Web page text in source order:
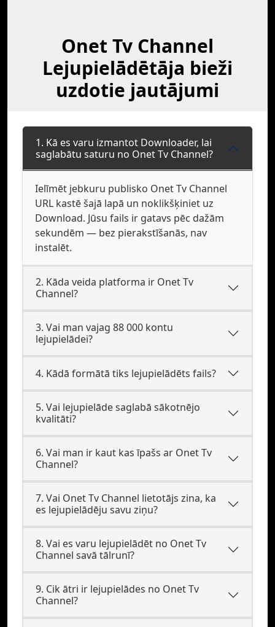
Onet Tv Channel
Lejupielādētāja bieži
uzdotie jautājumi
1. Kā es varu izmantot Downloader, lai
saglabātu saturu no Onet Tv Channel?
Ielīmēt jebkuru publisko Onet Tv Channel
URL kastē šajā lapā un noklikšķiniet uz
Download. Jūsu fails ir gatavs pēc dažām
sekundēm — bez pierakstīšanās, nav
instalēt.
2. Kāda veida platforma ir Onet Tv
Channel?
3. Vai man vajag 88 000 kontu
lejupielādei?
4. Kādā formātā tiks lejupielādēts fails?
5. Vai lejupielāde saglabā sākotnējo
kvalitāti?
6. Vai man ir kaut kas īpašs ar Onet Tv
Channel?
7. Vai Onet Tv Channel lietotājs zina, ka
es lejupielādēju savu ziņu?
8. Vai es varu lejupielādēt no Onet Tv
Channel savā tālrunī?
9. Cik ātri ir lejupielādes no Onet Tv
Channel?